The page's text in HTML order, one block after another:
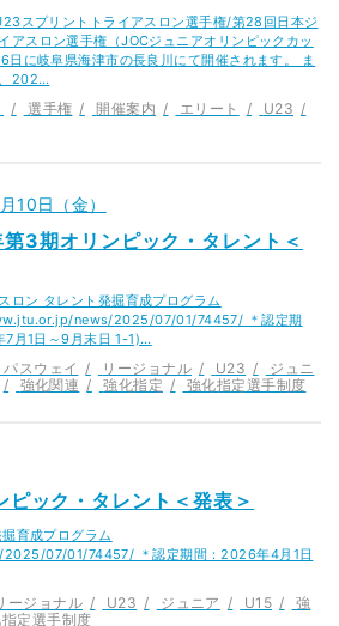
スプリントトライアスロン選手権/第28回日本ジ
アスロン選手権（JOCジュニアオリンピックカッ
日に岐阜県海津市の長良川にて開催されます。 ま
202…
選手権 開催案内 エリート
U23
10日（金）
3期オリンピック・タレント＜
ロン タレント発掘育成プログラム
news/2025/07/01/74457/ ＊認定期
月1日～9月末日 1-1)…
スウェイ リージョナル U23
ジュニ
強化関連 強化指定 強化指定選手制度
ック・タレント＜発表＞
育成プログラム
07/01/74457/ ＊認定期間：2026年4月1日
ージョナル U23 ジュニア U15
強
定選手制度